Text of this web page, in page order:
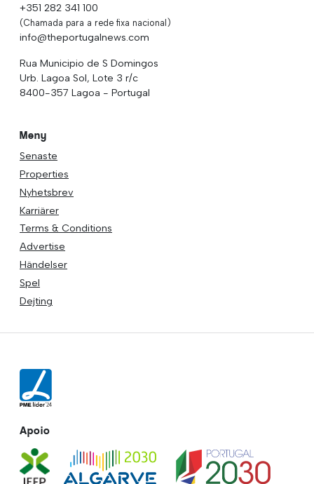
+351 282 341 100
(Chamada para a rede fixa nacional)
info@theportugalnews.com
Rua Municipio de S Domingos
Urb. Lagoa Sol, Lote 3 r/c
8400-357 Lagoa - Portugal
Meny
Senaste
Properties
Nyhetsbrev
Karriärer
Terms & Conditions
Advertise
Händelser
Spel
Dejting
Apoio